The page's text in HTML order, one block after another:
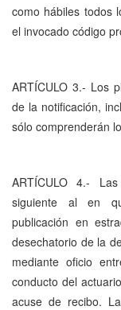
como hábiles todos
el invocado código
ARTÍCULO 3.- Los
de la notificación,
sólo comprenderán
ARTÍCULO 4.-
siguiente al en
publicación en
desechatorio de la
mediante oficio
conducto del
acuse de recibo.